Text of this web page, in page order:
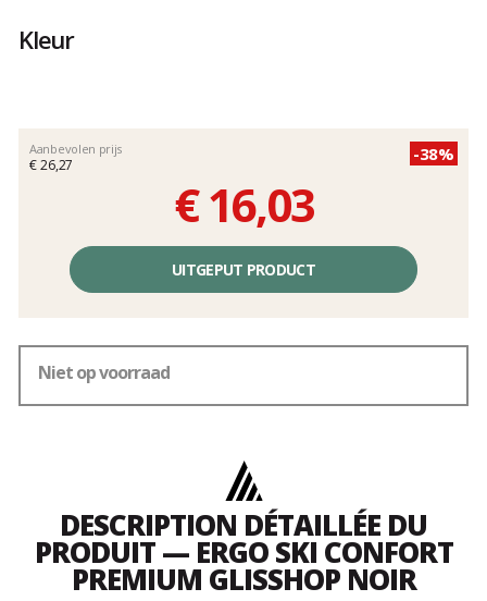
Kleur
Aanbevolen prijs
€ 26,27
-38%
€ 16,03
Éénheidsprijs,
UITGEPUT PRODUCT
Niet op voorraad
DESCRIPTION DÉTAILLÉE DU
PRODUIT — ERGO SKI CONFORT
PREMIUM GLISSHOP NOIR